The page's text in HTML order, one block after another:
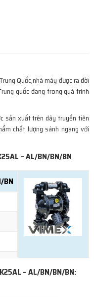
Quốc,nhà máy được ra đời
quốc đang trong quá trình
sản xuất trên dây truyền tiên
chất lượng sánh ngang với
– AL/BN/BN/BN
BN
– AL/BN/BN/BN: